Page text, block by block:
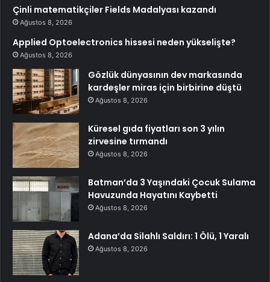
Çinli matematikçiler Fields Madalyası kazandı
Ağustos 8, 2026
Applied Optoelectronics hissesi neden yükselişte?
Ağustos 8, 2026
Gözlük dünyasının dev markasında
kardeşler miras için birbirine düştü
Ağustos 8, 2026
Küresel gıda fiyatları son 3 yılın
zirvesine tırmandı
Ağustos 8, 2026
Batman’da 3 Yaşındaki Çocuk Sulama
Havuzunda Hayatını Kaybetti
Ağustos 8, 2026
Adana’da Silahlı Saldırı: 1 Ölü, 1 Yaralı
Ağustos 8, 2026